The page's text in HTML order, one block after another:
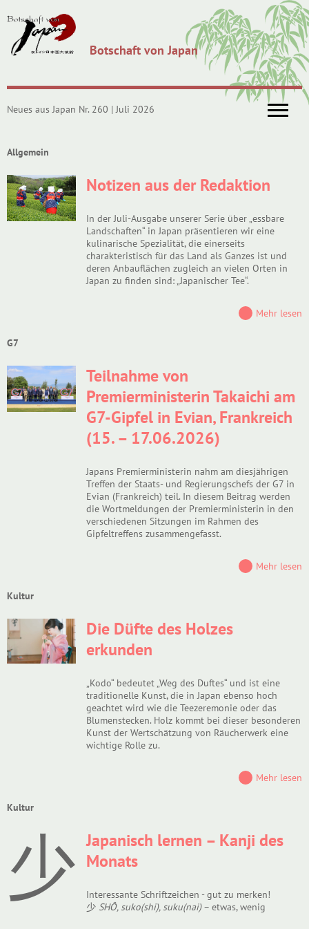
Botschaft von Japan
Neues aus Japan Nr. 260 | Juli 2026
Allgemein
Notizen aus der Redaktion
In der Juli-Ausgabe unserer Serie über „essbare
Landschaften“ in Japan präsentieren wir eine
kulinarische Spezialität, die einerseits
charakteristisch für das Land als Ganzes ist und
deren Anbauflächen zugleich an vielen Orten in
Japan zu finden sind: „Japanischer Tee“.
Mehr lesen
G7
Teilnahme von
Premierministerin Takaichi am
G7-Gipfel in Evian, Frankreich
(15. – 17.06.2026)
Japans Premierministerin nahm am diesjährigen
Treffen der Staats- und Regierungschefs der G7 in
Evian (Frankreich) teil. In diesem Beitrag werden
die Wortmeldungen der Premierministerin in den
verschiedenen Sitzungen im Rahmen des
Gipfeltreffens zusammengefasst.
Mehr lesen
Kultur
Die Düfte des Holzes
erkunden
„Kodo“ bedeutet „Weg des Duftes“ und ist eine
traditionelle Kunst, die in Japan ebenso hoch
geachtet wird wie die Teezeremonie oder das
Blumenstecken. Holz kommt bei dieser besonderen
Kunst der Wertschätzung von Räucherwerk eine
wichtige Rolle zu.
Mehr lesen
Kultur
少 Japanisch lernen – Kanji des
Monats
Interessante Schriftzeichen - gut zu merken!
少 SHÔ, suko(shi), suku(nai)– etwas, wenig